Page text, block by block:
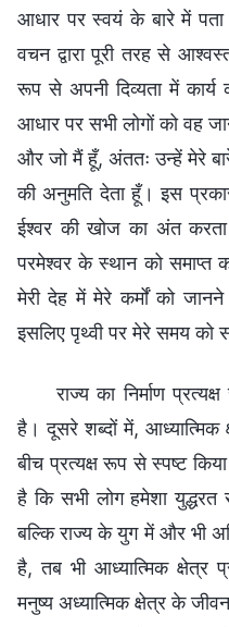
आधार पर स्वयं के बारे में
वचन द्वारा पूरी तरह से
रूप से अपनी दिव्यता में
आधार पर सभी लोगों को वह
और जो मैं हूँ, अंततः उन्हें मेरे
की अनुमति देता हूँ। इस
ईश्वर की खोज का अंत
परमेश्वर के स्थान को
मेरी देह में मेरे कर्मों को
इसलिए पृथ्वी पर मेरे समय को
राज्य का निर्माण
है। दूसरे शब्दों में, आध्यात्मिक
बीच प्रत्यक्ष रूप से स्पष्ट
है कि सभी लोग हमेशा
बल्कि राज्य के युग में और भी
है, तब भी आध्यात्मिक क्षेत्र
मनुष्य अध्यात्मिक क्षेत्र के